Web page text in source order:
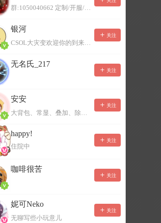
群:1050040662 定制/开服/地图制作/价格公道
银河
CSOL大灾变欢迎你的到来。QQ群：967780922
关注
无名氏_217
关注
安安
大背包、常显、叠加、除草树，唯一作者QQ383125283
关注
happy!
住院中
关注
咖啡很苦
关注
妮可Neko
无聊写些小玩意儿
关注